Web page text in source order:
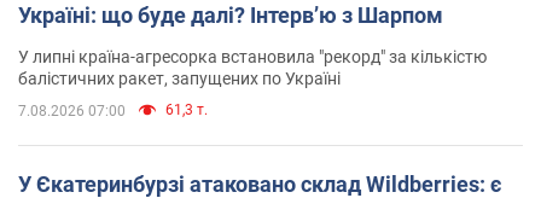
Україні: що буде далі? Інтерв’ю з Шарпом
У липні країна-агресорка встановила "рекорд" за кількістю
балістичних ракет, запущених по Україні
7.08.2026 07:00 61,3 т.
У Єкатеринбурзі атаковано склад Wildberries: є